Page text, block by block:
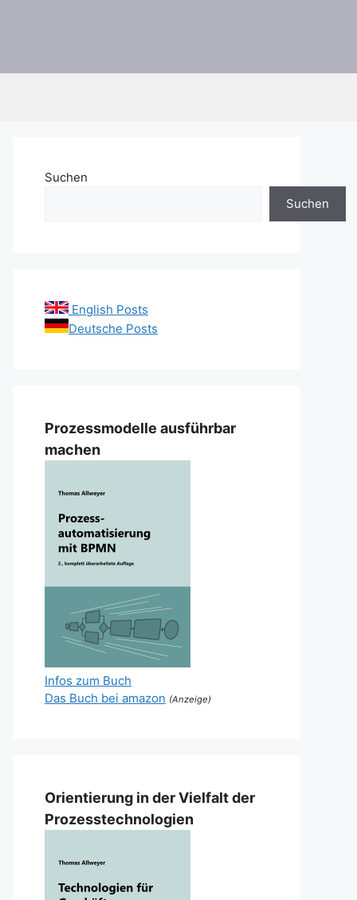
Suchen
Suchen
English Posts
Deutsche Posts
Prozessmodelle ausführbar
machen
Infos zum Buch
Das Buch bei amazon (Anzeige)
Orientierung in der Vielfalt der
Prozesstechnologien